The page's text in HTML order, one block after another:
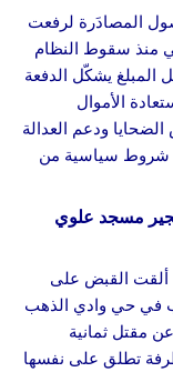
المصادَرة لرفعت
منذ سقوط النظام
المبلغ يشكّل الدفعة
الأموال
ودعم العدالة
شروط سياسية من
مسجد علوي
ألقت القبض على
في حي وادي الذهب
مقتل ثمانية
متطرفة تطلق على نفسها